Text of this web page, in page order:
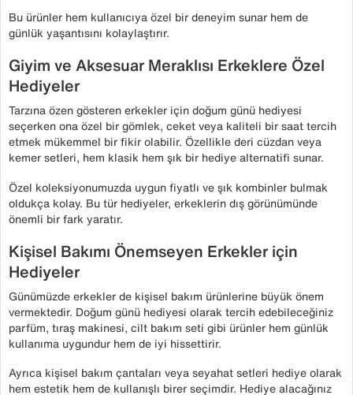
Bu ürünler hem kullanıcıya özel bir deneyim sunar hem de
günlük yaşantısını kolaylaştırır.
Giyim ve Aksesuar Meraklısı Erkeklere Özel
Hediyeler
Tarzına özen gösteren erkekler için doğum günü hediyesi
seçerken ona özel bir gömlek, ceket veya kaliteli bir saat tercih
etmek mükemmel bir fikir olabilir. Özellikle deri cüzdan veya
kemer setleri, hem klasik hem şık bir hediye alternatifi sunar.
Özel koleksiyonumuzda uygun fiyatlı ve şık kombinler bulmak
oldukça kolay. Bu tür hediyeler, erkeklerin dış görünümünde
önemli bir fark yaratır.
Kişisel Bakımı Önemseyen Erkekler için
Hediyeler
Günümüzde erkekler de kişisel bakım ürünlerine büyük önem
vermektedir. Doğum günü hediyesi olarak tercih edebileceğiniz
parfüm, tıraş makinesi, cilt bakım seti gibi ürünler hem günlük
kullanıma uygundur hem de iyi hissettirir.
Ayrıca kişisel bakım çantaları veya seyahat setleri hediye olarak
hem estetik hem de kullanışlı birer seçimdir. Hediye alacağınız